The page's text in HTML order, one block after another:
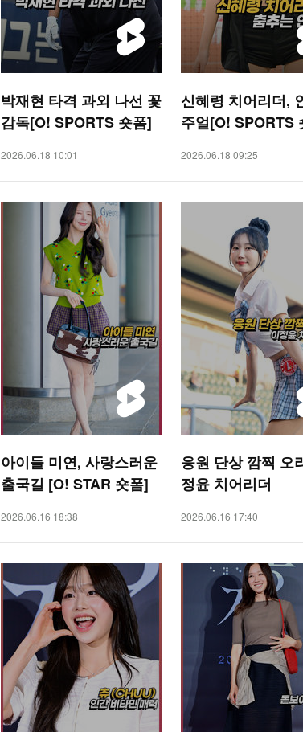
박재현 타격 과외 나선 꽃
감독[O! SPORTS 숏폼]
2026.06.18 10:01
신혜령 치어리더,
주얼[O! SPORTS
2026.06.18 09:25
아이들 미연, 사랑스러운
출국길 [O! STAR 숏폼]
2026.06.16 18:38
응원 단상 깜찍 오
정윤 치어리더
2026.06.16 17:40